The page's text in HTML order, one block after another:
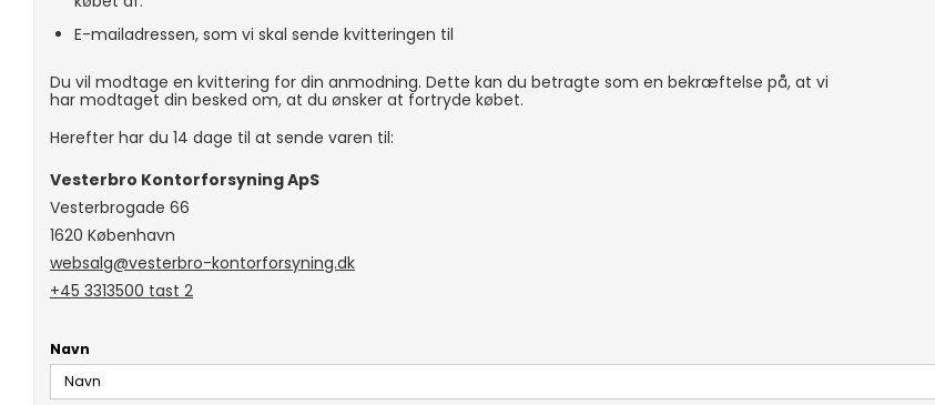
E-mailadressen, som vi skal sende kvitteringen til
Du vil modtage en kvittering for din anmodning. Dette kan du betragte som en bekræftelse på, at vi
har modtaget din besked om, at du ønsker at fortryde købet.
Herefter har du 14 dage til at sende varen til:
Vesterbro Kontorforsyning ApS
Vesterbrogade 66
1620 København
websalg@vesterbro-kontorforsyning.dk
+45 3313500 tast 2
Navn